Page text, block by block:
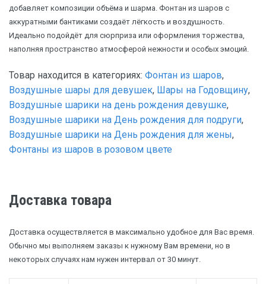
добавляет композиции объёма и шарма. Фонтан из шаров с
аккуратными бантиками создаёт лёгкость и воздушность.
Идеально подойдёт для сюрприза или оформления торжества,
наполняя пространство атмосферой нежности и особых эмоций.
Товар находится в категориях: Фонтан из шаров,
Воздушные шары для девушек, Шары на Годовщину,
Воздушные шарики на день рождения девушке,
Воздушные шарики на День рождения для подруги,
Воздушные шарики на День рождения для жены,
Фонтаны из шаров в розовом цвете
Доставка товара
Доставка осуществляется в максимально удобное для Вас время.
Обычно мы выполняем заказы к нужному Вам времени, но в
некоторых случаях нам нужен интервал от 30 минут.